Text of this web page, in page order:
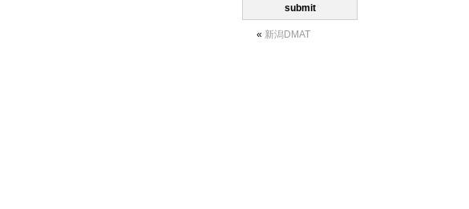
« 新潟DMAT